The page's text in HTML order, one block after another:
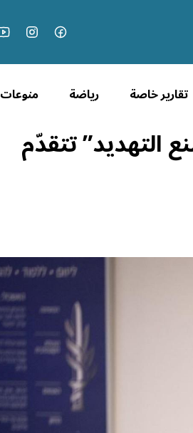
تقارير خاصة رياضة منوعات
التهديد” تتقدّم